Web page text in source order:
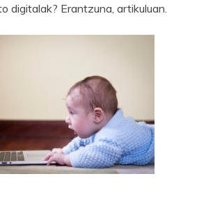
digitalak? Erantzuna, artikuluan.